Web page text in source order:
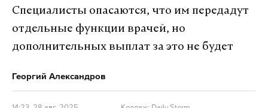
Специалисты опасаются, что им передадут
отдельные функции врачей, но
дополнительных выплат за это не будет
Георгий Александров